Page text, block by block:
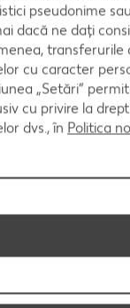
pseudonime
dacă ne dați
cu caracter
„Setări”
cu privire la
dvs., în Politica